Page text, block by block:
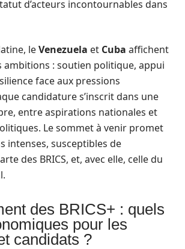
d’acteurs incontournables dans
leVenezuela et Cuba affichent
ambitions : soutien politique, appui
face aux pressions
candidature s’inscrit dans une
entre aspirations nationales et
Le sommet à venir promet
intenses, susceptibles de
des BRICS, et, avec elle, celle du
des BRICS+ : quels
pour les
candidats ?